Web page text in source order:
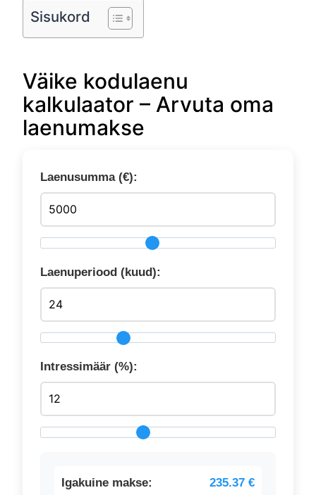
3 - 96 kuud
18
Sisukord
Väike kodulaenu
kalkulaator – Arvuta oma
laenumakse
Laenusumma (€):
Laenuperiood (kuud):
Intressimäär (%):
Igakuine makse: 235.37 €